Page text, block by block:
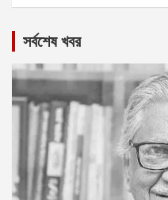
সর্বশেষ খবর